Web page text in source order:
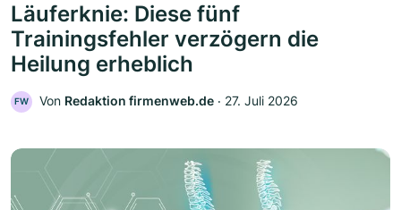
Läuferknie: Diese fünf
Trainingsfehler verzögern die
Heilung erheblich
FW Von Redaktion firmenweb.de ‧ 27. Juli 2026